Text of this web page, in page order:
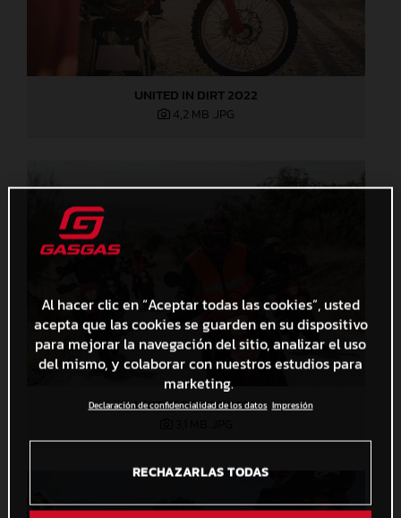
UNITED IN DIRT 2022
4,2 MB .JPG
UNITED IN DIRT 2022
Al hacer clic en “Aceptar todas las cookies”, usted
acepta que las cookies se guarden en su dispositivo
para mejorar la navegación del sitio, analizar el uso
del mismo, y colaborar con nuestros estudios para
marketing.
Declaración de confidencialidad de los datos Impresión
RECHAZARLAS TODAS